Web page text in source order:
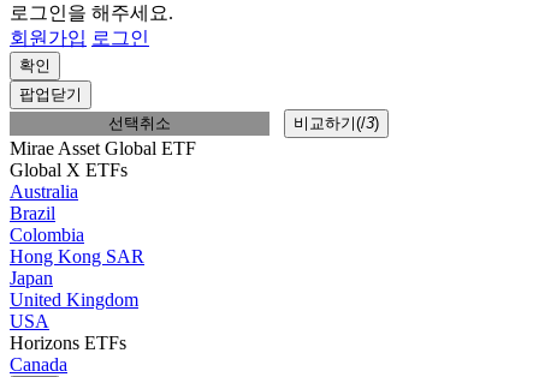
로그인을 해주세요.
회원가입 로그인
확인
팝업닫기
선택취소
비교하기(/3)
Mirae Asset Global ETF
Global X ETFs
Australia
Brazil
Colombia
Hong Kong SAR
Japan
United Kingdom
USA
Horizons ETFs
Canada